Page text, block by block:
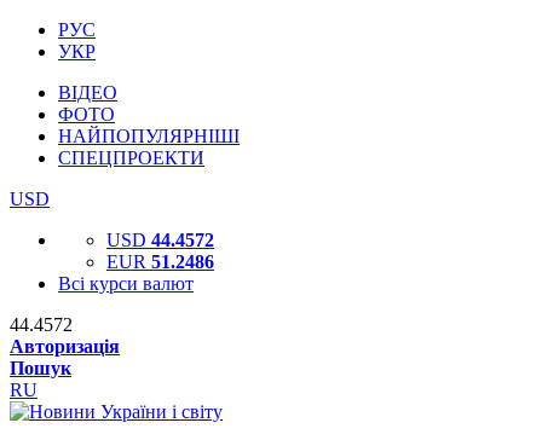
РУС
УКР
ВІДЕО
ФОТО
НАЙПОПУЛЯРНІШІ
СПЕЦПРОЕКТИ
USD
USD 44.4572
EUR 51.2486
Всі курси валют
44.4572
Авторизація
Пошук
RU